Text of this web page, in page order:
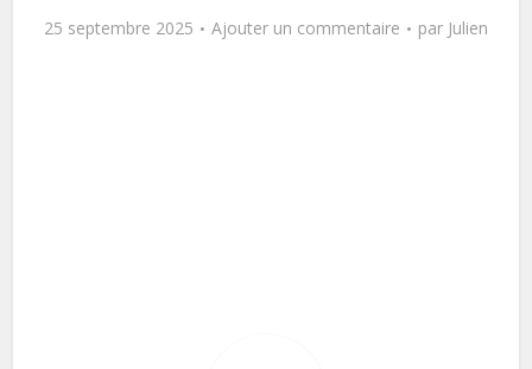
25 septembre 2025 Ajouter un commentaire par Julien